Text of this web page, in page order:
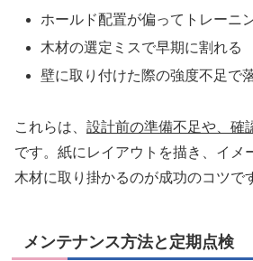
ホールド配置が偏ってトレーニ
木材の選定ミスで早期に割れる
壁に取り付けた際の強度不足で
これらは、 設計前の準備不足や、確
です。紙にレイアウトを描き、イメ
木材に取り掛かるのが成功のコツで
メンテナンス方法と定期点検